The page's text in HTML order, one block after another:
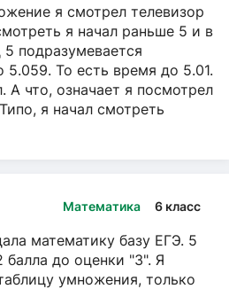
я смотрел телевизор
я начал раньше 5 и в
подразумевается
То есть время до 5.01.
А что, означает я посмотрел
я начал смотреть
Математика 6 класс
математику базу ЕГЭ. 5
балла до оценки "3". Я
умножения, только